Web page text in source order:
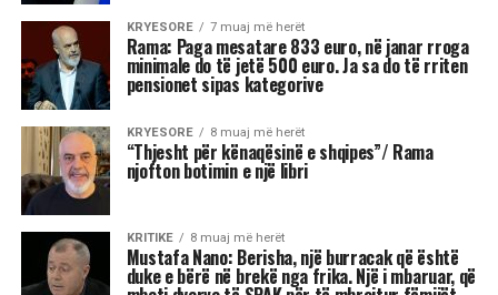
dhe lotësh, përcolli mesazhe të forta për
publikun në këtë stacion të jetës së tij.
“Jeta qenka tre ditë: e djeshmja, e sotmja dhe
e nesërmja. E nesërmja nuk dihet. Ta bëjmë
sot atë që kemi për të bërë, mos ta lemë për
nesër. Ta duam më shumë njëri-tjetrin. Ky
ishte stacioni im i 85-të. Po në iksha nga kjo
botë, zemra do më mbetet pas. Do iki me
pishmanllëkun e madh që nuk e pashë këtë